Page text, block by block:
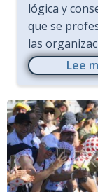
lógica y
que se
las
Lee